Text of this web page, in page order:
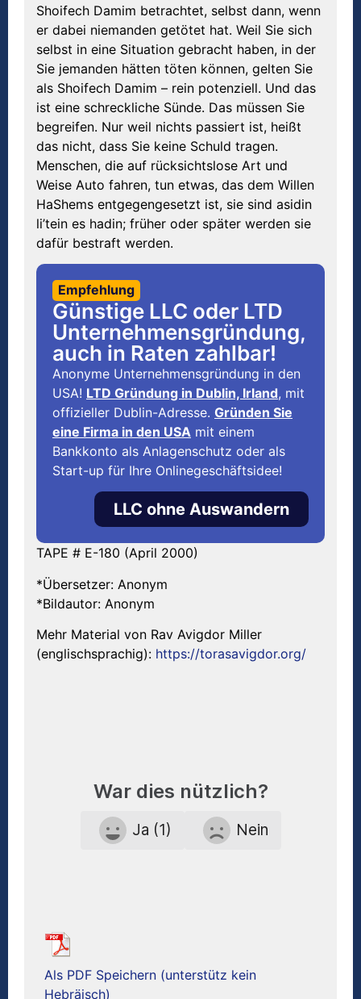
Shoifech Damim betrachtet, selbst dann, wenn
er dabei niemanden getötet hat. Weil Sie sich
selbst in eine Situation gebracht haben, in der
Sie jemanden hätten töten können, gelten Sie
als Shoifech Damim – rein potenziell. Und das
ist eine schreckliche Sünde. Das müssen Sie
begreifen. Nur weil nichts passiert ist, heißt
das nicht, dass Sie keine Schuld tragen.
Menschen, die auf rücksichtslose Art und
Weise Auto fahren, tun etwas, das dem Willen
HaShems entgegengesetzt ist, sie sind asidin
li’tein es hadin; früher oder später werden sie
dafür bestraft werden.
Empfehlung
Günstige LLC oder LTD
Unternehmensgründung,
auch in Raten zahlbar!
Anonyme Unternehmensgründung in den
USA! LTD Gründung in Dublin, Irland, mit
offizieller Dublin-Adresse. Gründen Sie
eine Firma in den USA mit einem
Bankkonto als Anlagenschutz oder als
Start-up für Ihre Onlinegeschäftsidee!
LLC ohne Auswandern
TAPE # E-180 (April 2000)
*Übersetzer: Anonym
*Bildautor: Anonym
Mehr Material von Rav Avigdor Miller
(englischsprachig): https://torasavigdor.org/
War dies nützlich?
Ja (1) Nein
Als PDF Speichern (unterstütz kein
Hebräisch)